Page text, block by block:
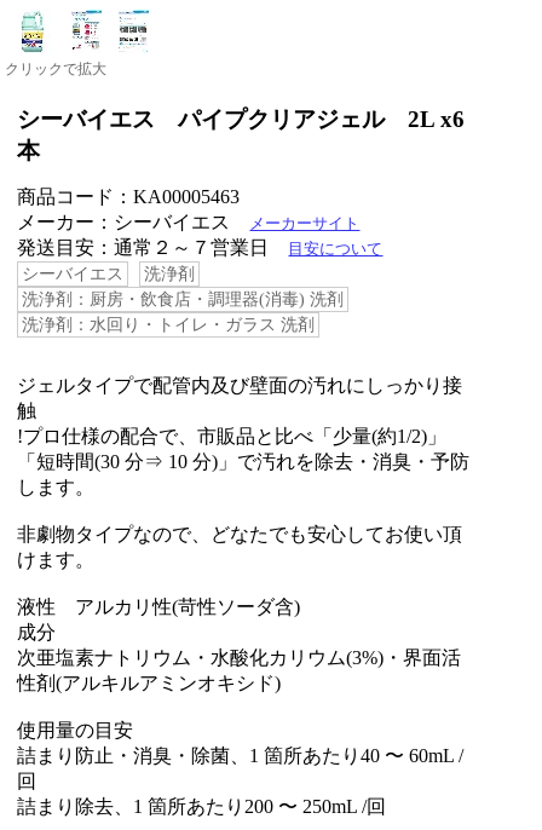
クリックで拡大
シーバイエス パイプクリアジェル 2L x6
本
商品コード：KA00005463
メーカー：シーバイエス
メーカーサイト
発送目安：通常２～７営業日 目安について
シーバイエス
洗浄剤
洗浄剤：厨房・飲食店・調理器(消毒) 洗剤
洗浄剤：水回り・トイレ・ガラス 洗剤
ジェルタイプで配管内及び壁面の汚れにしっかり接
触
!プロ仕様の配合で、市販品と比べ「少量(約1/2)」
「短時間(30 分⇒ 10 分)」で汚れを除去・消臭・予防
します。
非劇物タイプなので、どなたでも安心してお使い頂
けます。
液性 アルカリ性(苛性ソーダ含)
成分
次亜塩素ナトリウム・水酸化カリウム(3%)・界面活
性剤(アルキルアミンオキシド)
使用量の目安
詰まり防止・消臭・除菌、1 箇所あたり40 〜 60mL /
回
詰まり除去、1 箇所あたり200 〜 250mL /回